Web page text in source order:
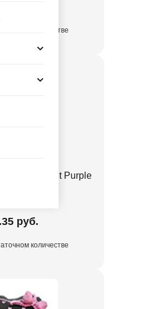
количестве
Retro Twilight Purple
руб.
количестве